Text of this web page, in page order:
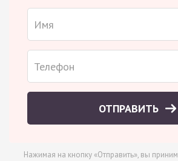
ОТПРАВИТЬ
Нажимая на кнопку «Отправить», вы